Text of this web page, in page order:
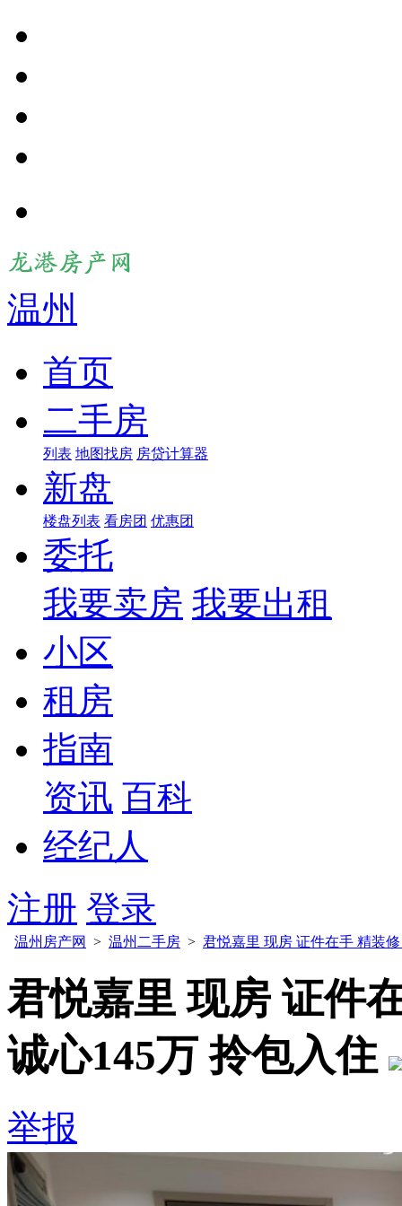
温州
首页
二手房
列表 地图找房 房贷计算器
新盘
楼盘列表 看房团 优惠团
委托
我要卖房 我要出租
小区
租房
指南
资讯 百科
经纪人
注册 登录
温州房产网 > 温州二手房 > 君悦嘉里 现房 证件在手 精装
君悦嘉里 现房 证件
诚心145万 拎包入住
举报